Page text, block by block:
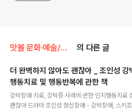
맛볼 문화·예술/맛볼 책 의 다른 글
더 완벽하지 않아도 괜찮아 _ 조인성 강
행동치료 및 행동반복에 관한 책
강박장애 치료, 강박증 사례에 관한 인지행동치료
괜찮아 드라마 조인성 정신장애 - 강박장애, 스키